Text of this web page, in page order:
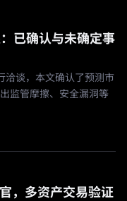
已确认与未确定事
谈，本文确认了预测市
监管摩擦、安全漏洞等
，多资产交易验证